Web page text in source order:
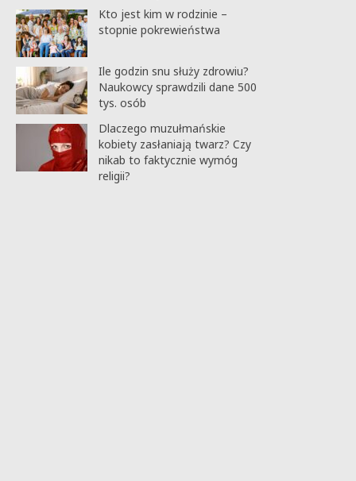
Kto jest kim w rodzinie –
stopnie pokrewieństwa
Ile godzin snu służy zdrowiu?
Naukowcy sprawdzili dane 500
tys. osób
Dlaczego muzułmańskie
kobiety zasłaniają twarz? Czy
nikab to faktycznie wymóg
religii?